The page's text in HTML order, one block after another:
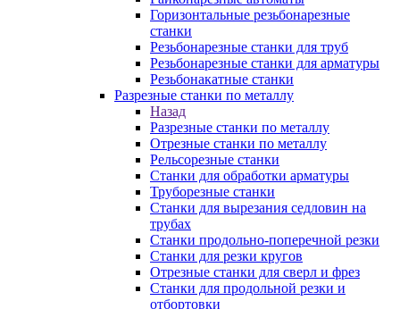
Горизонтальные резьбонарезные
станки
Резьбонарезные станки для труб
Резьбонарезные станки для арматуры
Резьбонакатные станки
Разрезные станки по металлу
Назад
Разрезные станки по металлу
Отрезные станки по металлу
Рельсорезные станки
Станки для обработки арматуры
Труборезные станки
Станки для вырезания седловин на
трубаx
Станки продольно-поперечной резки
Станки для резки кругов
Отрезные станки для сверл и фрез
Станки для продольной резки и
отбортовки